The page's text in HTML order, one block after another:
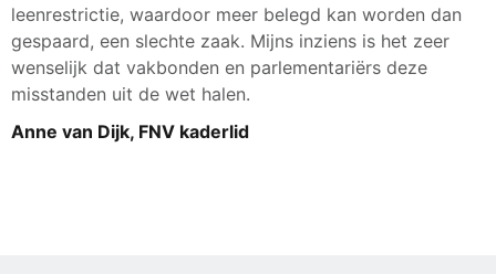
leenrestrictie, waardoor meer belegd kan worden dan
gespaard, een slechte zaak. Mijns inziens is het zeer
wenselijk dat vakbonden en parlementariërs deze
misstanden uit de wet halen.
Anne van Dijk, FNV kaderlid